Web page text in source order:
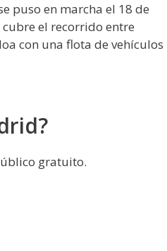
puso en marcha el 18 de
el recorrido entre
con una flota de vehículos
gratuito.